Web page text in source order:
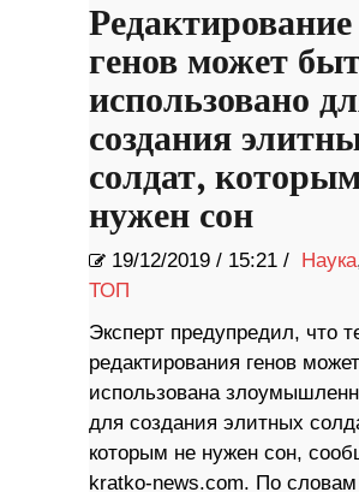
Редактирование
генов может
использовано
создания
солдат,
нужен сон
19/12/2019 / 15:21 / Наука
ТОП
Эксперт предупредил, что
редактирования генов
использована
для создания элитных
которым не нужен сон,
kratko-news.com. По словам